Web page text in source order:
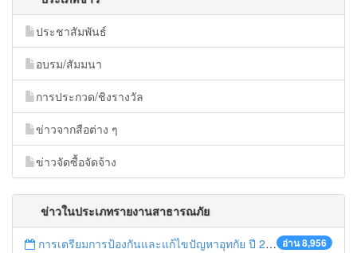
ประชาสัมพันธ์
อบรม/สัมมนา
การประกวด/ชิงรางวัล
ข่าวจากสือต่าง ๆ
ข่าวจัดซื้อจัดจ้าง
ข่าวในประเภทรายงานสาธารณภัย
อ่าน 8,956
การเตรียมการป้องกันและแก้ไขปัญหาอุทกัย ปี 2561